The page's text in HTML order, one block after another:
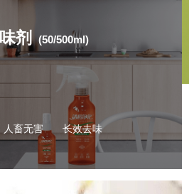
剂 (50/500ml)
人畜无害 长效去味